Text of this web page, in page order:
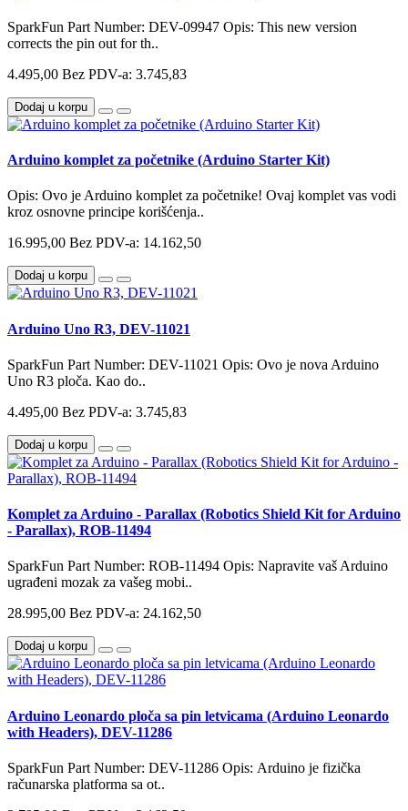
SparkFun Part Number: DEV-09947 Opis: This new version
corrects the pin out for th..
4.495,00 Bez PDV-a: 3.745,83
Dodaj u korpu
Arduino komplet za početnike (Arduino Starter Kit)
Opis: Ovo je Arduino komplet za početnike! Ovaj komplet vas vodi
kroz osnovne principe korišćenja..
16.995,00 Bez PDV-a: 14.162,50
Dodaj u korpu
Arduino Uno R3, DEV-11021
SparkFun Part Number: DEV-11021 Opis: Ovo je nova Arduino
Uno R3 ploča. Kao do..
4.495,00 Bez PDV-a: 3.745,83
Dodaj u korpu
Komplet za Arduino - Parallax (Robotics Shield Kit for Arduino
- Parallax), ROB-11494
SparkFun Part Number: ROB-11494 Opis: Napravite vaš Arduino
ugrađeni mozak za vašeg mobi..
28.995,00 Bez PDV-a: 24.162,50
Dodaj u korpu
Arduino Leonardo ploča sa pin letvicama (Arduino Leonardo
with Headers), DEV-11286
SparkFun Part Number: DEV-11286 Opis: Arduino je fizička
računarska platforma sa ot..